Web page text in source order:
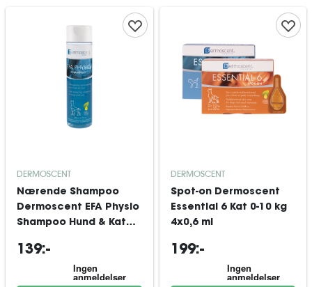
DERMOSCENT
Nærende Shampoo
Dermoscent EFA Physio
Shampoo Hund & Kat
139:-
DERMOSCENT
Spot-on Dermoscent
Essential 6 Kat 0-10 kg
4x0,6 ml
199:-